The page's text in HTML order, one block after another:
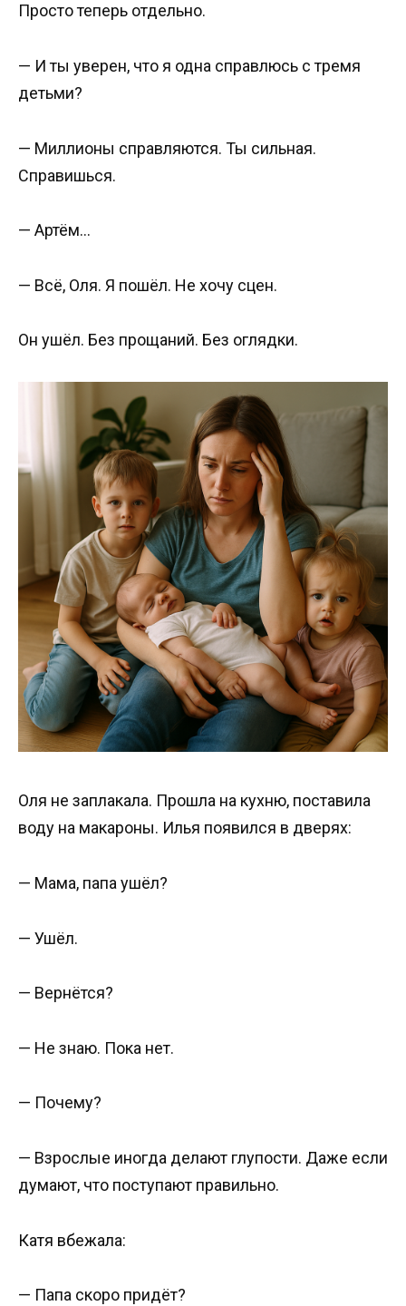
Просто теперь отдельно.
— И ты уверен, что я одна справлюсь с тремя
детьми?
— Миллионы справляются. Ты сильная.
Справишься.
— Артём…
— Всё, Оля. Я пошёл. Не хочу сцен.
Он ушёл. Без прощаний. Без оглядки.
Оля не заплакала. Прошла на кухню, поставила
воду на макароны. Илья появился в дверях:
— Мама, папа ушёл?
— Ушёл.
— Вернётся?
— Не знаю. Пока нет.
— Почему?
— Взрослые иногда делают глупости. Даже если
думают, что поступают правильно.
Катя вбежала:
— Папа скоро придёт?